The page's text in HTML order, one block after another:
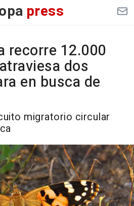
press
recorre 12.000
dos
en busca de
migratorio circular